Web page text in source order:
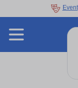
Event